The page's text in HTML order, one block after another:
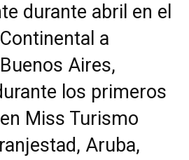
durante abril en el
a
Aires,
los primeros
Miss Turismo
Aruba,